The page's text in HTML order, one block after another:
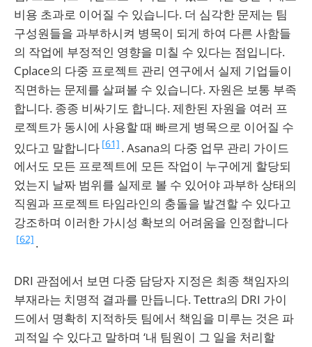
비용 초과로 이어질 수 있습니다. 더 심각한 문제는 팀
구성원들을 과부하시켜 병목이 되게 하여 다른 사함들
의 작업에 부정적인 영향을 미칠 수 있다는 점입니다.
Cplace의 다중 프로젝트 관리 연구에서 실제 기업들이
직면하는 문제를 살펴볼 수 있습니다. 자원은 보통 부족
합니다. 종종 비싸기도 합니다. 제한된 자원을 여러 프
로젝트가 동시에 사용할 때 빠르게 병목으로 이어질 수
있다고 말합니다 [61] . Asana의 다중 업무 관리 가이드
에서도 모든 프로젝트에 모든 작업이 누구에게 할당되
었는지 날짜 범위를 실제로 볼 수 있어야 과부하 상태의
직원과 프로젝트 타임라인의 충돌을 발견할 수 있다고
강조하며 이러한 가시성 확보의 어려움을 인정합니다
[62] .
DRI 관점에서 보면 다중 담당자 지정은 최종 책임자의
부재라는 치명적 결과를 만듭니다. Tettra의 DRI 가이
드에서 명확히 지적하듯 팀에서 책임을 미루는 것은 파
괴적일 수 있다고 말하며 ‘내 팀원이 그 일을 처리할